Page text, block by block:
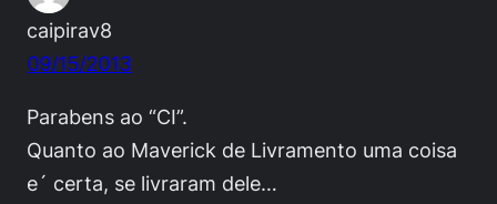
caipirav8
09/15/2013
Parabens ao “CI”.
Quanto ao Maverick de Livramento uma coisa
e´ certa, se livraram dele…